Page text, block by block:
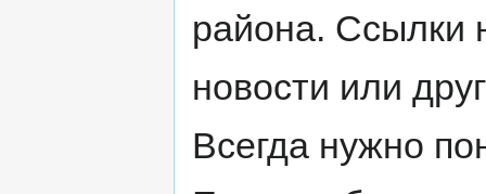
района. Ссылки
новости или
Всегда нужно